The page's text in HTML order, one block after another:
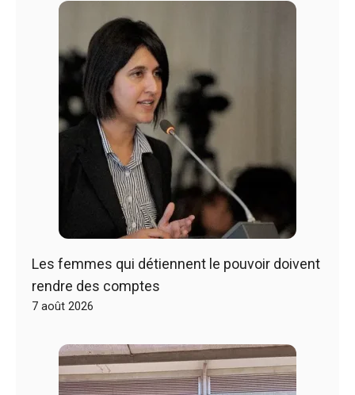
Les femmes qui détiennent le pouvoir doivent
rendre des comptes
7 août 2026